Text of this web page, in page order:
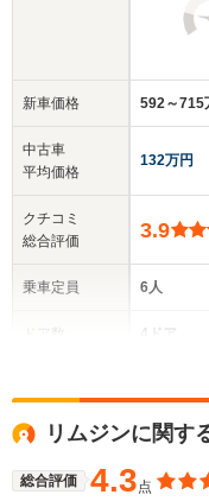
新車価格
中古車
平均価格
クチコミ
総合評価
乗車定員
592～715
132万円
3.9
6人
4ドア
全
リムジンに関す
総合評価 4.3点